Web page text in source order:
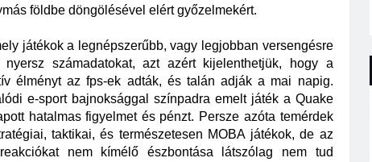
földbe döngölésével elért győzelmekért.
játékok a legnépszerűbb, vagy legjobban versengésre
számadatokat, azt azért kijelenthetjük, hogy a
élményt az fps-ek adták, és talán adják a mai napig.
e-sport bajnoksággal színpadra emelt játék a Quake
hatalmas figyelmet és pénzt. Persze azóta temérdek
taktikai, és természetesen MOBA játékok, de az
nem kímélő észbontása látszólag nem tud